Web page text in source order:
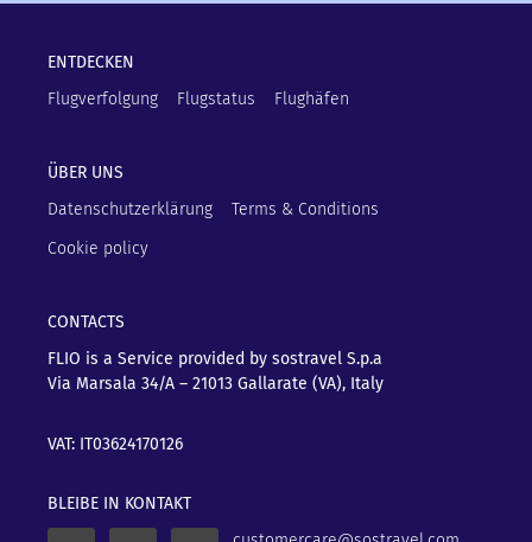
ENTDECKEN
Flugverfolgung
Flugstatus Flughäfen
ÜBER UNS
Datenschutzerklärung
Terms & Conditions
Cookie policy
CONTACTS
FLIO is a Service provided by sostravel S.p.a
Via Marsala 34/A – 21013 Gallarate (VA), Italy
VAT: IT03624170126
BLEIBE IN KONTAKT